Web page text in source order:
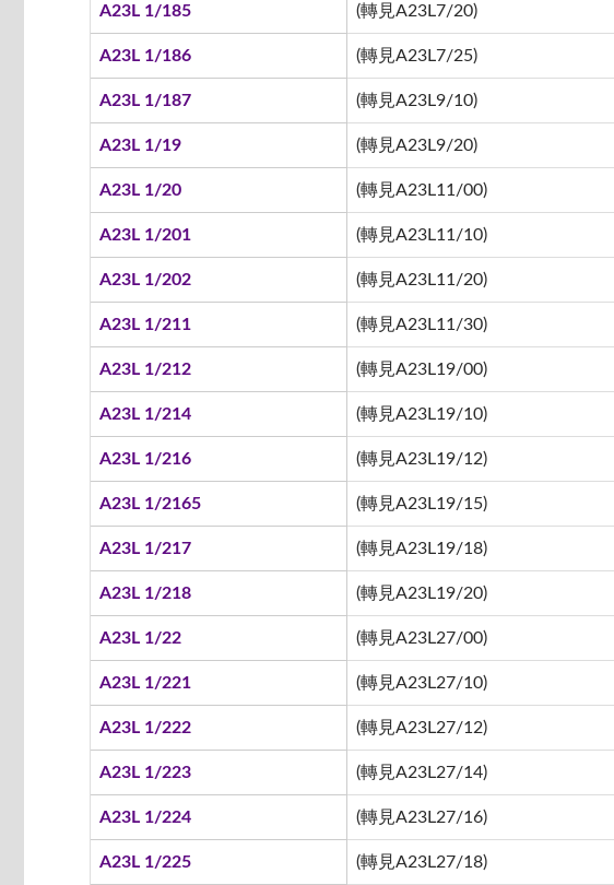
A23L 1/185 (轉見A23L7/20)
A23L 1/186 (轉見A23L7/25)
A23L 1/187 (轉見A23L9/10)
A23L 1/19 (轉見A23L9/20)
A23L 1/20 (轉見A23L11/00)
A23L 1/201 (轉見A23L11/10)
A23L 1/202 (轉見A23L11/20)
A23L 1/211 (轉見A23L11/30)
A23L 1/212 (轉見A23L19/00)
A23L 1/214 (轉見A23L19/10)
A23L 1/216 (轉見A23L19/12)
A23L 1/2165 (轉見A23L19/15)
A23L 1/217 (轉見A23L19/18)
A23L 1/218 (轉見A23L19/20)
A23L 1/22 (轉見A23L27/00)
A23L 1/221 (轉見A23L27/10)
A23L 1/222 (轉見A23L27/12)
A23L 1/223 (轉見A23L27/14)
A23L 1/224 (轉見A23L27/16)
A23L 1/225 (轉見A23L27/18)